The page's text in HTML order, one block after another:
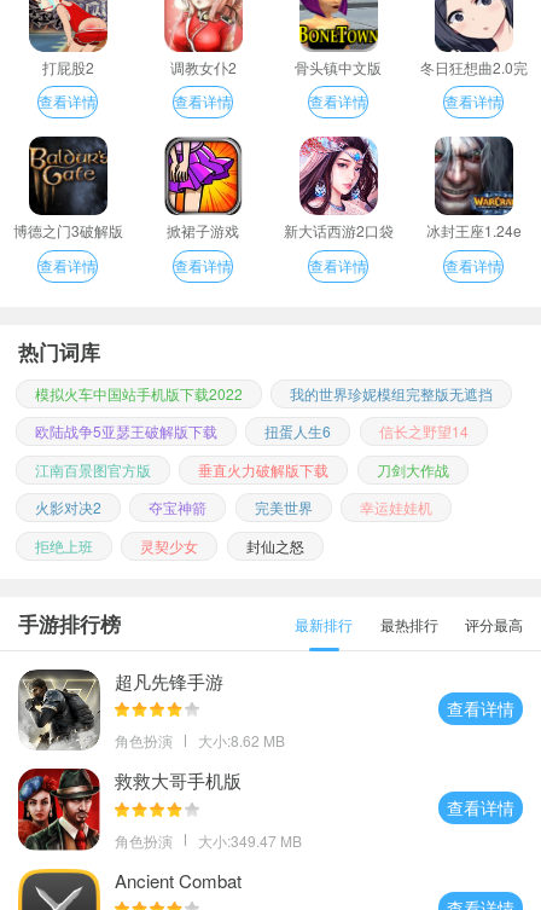
打屁股2
查看详情
调教女仆2
查看详情
骨头镇中文版
查看详情
冬日狂想曲2.0完
整汉化版
查看详情
博德之门3破解版
查看详情
掀裙子游戏
查看详情
新大话西游2口袋
版
查看详情
冰封王座1.24e
查看详情
热门词库
模拟火车中国站手机版下载2022
我的世界珍妮模组完整版无遮挡
欧陆战争5亚瑟王破解版下载
扭蛋人生6
信长之野望14
江南百景图官方版
垂直火力破解版下载
刀剑大作战
火影对决2
夺宝神箭 完美世界
幸运娃娃机
拒绝上班
灵契少女 封仙之怒
手游排行榜 最新排行 最热排行 评分最高
超凡先锋手游
角色扮演 大小:8.62 MB
查看详情
救救大哥手机版
角色扮演 大小:349.47 MB
查看详情
Ancient Combat